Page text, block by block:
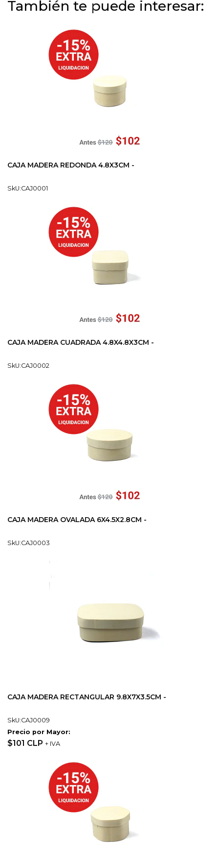
También te puede interesar:
CAJA MADERA REDONDA 4.8X3CM -
SkU:CAJ0001
CAJA MADERA CUADRADA 4.8X4.8X3CM -
SkU:CAJ0002
CAJA MADERA OVALADA 6X4.5X2.8CM -
SkU:CAJ0003
CAJA MADERA RECTANGULAR 9.8X7X3.5CM -
SkU:CAJ0009
Precio por Mayor:
$101 CLP + IVA